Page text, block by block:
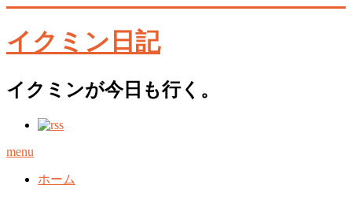
イクミン日記
イクミンが今日も行く。
menu
ホーム